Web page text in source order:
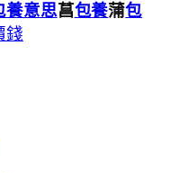
養意思菖包養蒲包
錢